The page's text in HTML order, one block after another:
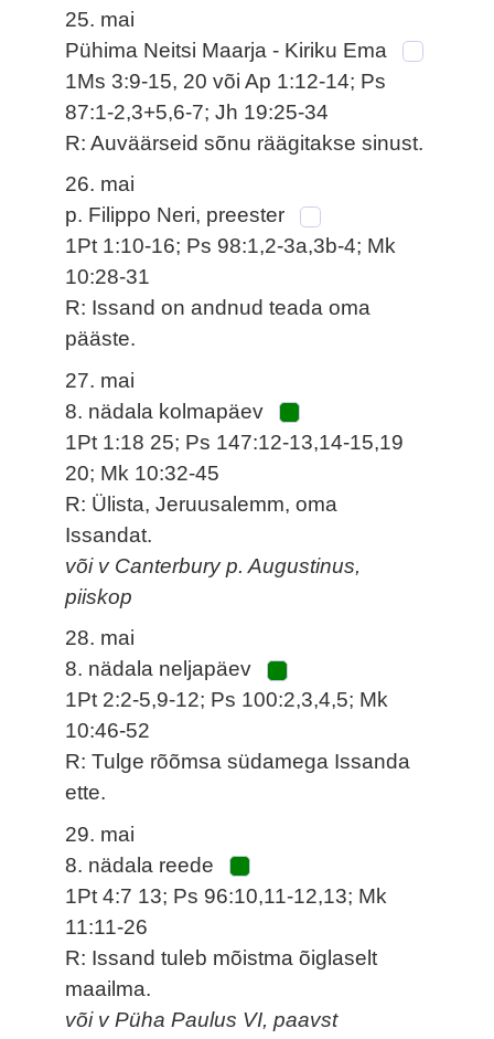
25. mai
Pühima Neitsi Maarja - Kiriku Ema
1Ms 3:9-15, 20 või Ap 1:12-14; Ps
87:1-2,3+5,6-7; Jh 19:25-34
R: Auväärseid sõnu räägitakse sinust.
26. mai
p. Filippo Neri, preester
1Pt 1:10-16; Ps 98:1,2-3a,3b-4; Mk
10:28-31
R: Issand on andnud teada oma
pääste.
27. mai
8. nädala kolmapäev
1Pt 1:18 25; Ps 147:12-13,14-15,19
20; Mk 10:32-45
R: Ülista, Jeruusalemm, oma
Issandat.
või v Canterbury p. Augustinus,
piiskop
28. mai
8. nädala neljapäev
1Pt 2:2-5,9-12; Ps 100:2,3,4,5; Mk
10:46-52
R: Tulge rõõmsa südamega Issanda
ette.
29. mai
8. nädala reede
1Pt 4:7 13; Ps 96:10,11-12,13; Mk
11:11-26
R: Issand tuleb mõistma õiglaselt
maailma.
või v Püha Paulus VI, paavst